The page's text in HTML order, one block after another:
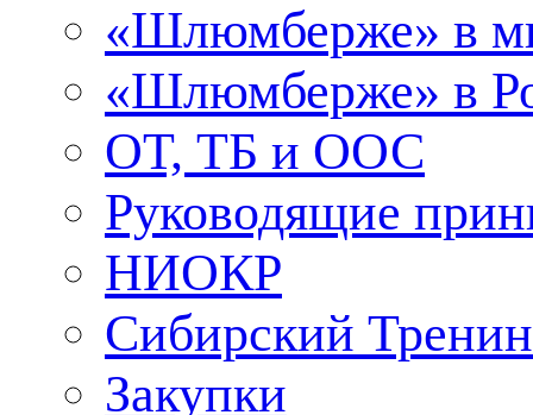
«Шлюмберже» в
«Шлюмберже» в
ОТ, ТБ и ООС
Руководящие
НИОКР
Сибирский
Закупки